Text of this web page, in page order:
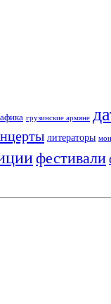
грузинские армяне
литераторы
фестивали